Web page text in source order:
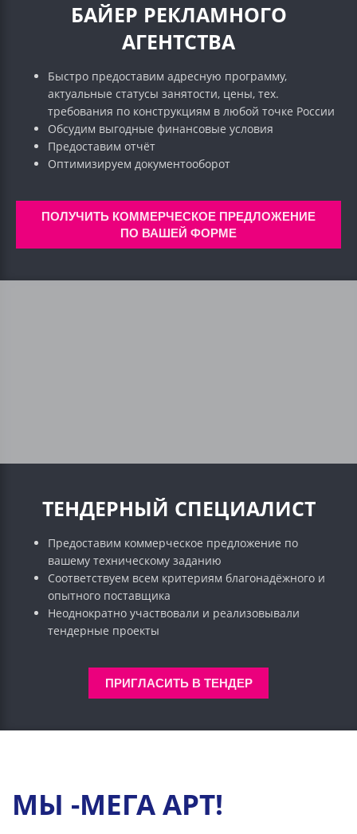
БАЙЕР РЕКЛАМНОГО
АГЕНТСТВА
Быстро предоставим адресную программу,
актуальные статусы занятости, цены, тех.
требования по конструкциям в любой точке России
Обсудим выгодные финансовые условия
Предоставим отчёт
Оптимизируем документооборот
ПОЛУЧИТЬ КОММЕРЧЕСКОЕ ПРЕДЛОЖЕНИЕ
ПО ВАШЕЙ ФОРМЕ
ТЕНДЕРНЫЙ СПЕЦИАЛИСТ
Предоставим коммерческое предложение по
вашему техническому заданию
Соответствуем всем критериям благонадёжного и
опытного поставщика
Неоднократно участвовали и реализовывали
тендерные проекты
ПРИГЛАСИТЬ В ТЕНДЕР
МЫ -МЕГА АРТ!